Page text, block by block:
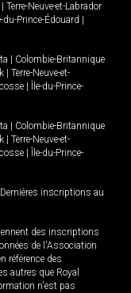
Terre-Neuve-et-Labrador
du-Prince-Édouard
Colombie-Britannique
Terre-Neuve-et-
Île-du-Prince-
Colombie-Britannique
Terre-Neuve-et-
Île-du-Prince-
Dernières inscriptions au
des inscriptions
de l'Association
référence des
autres que Royal
n'est pas